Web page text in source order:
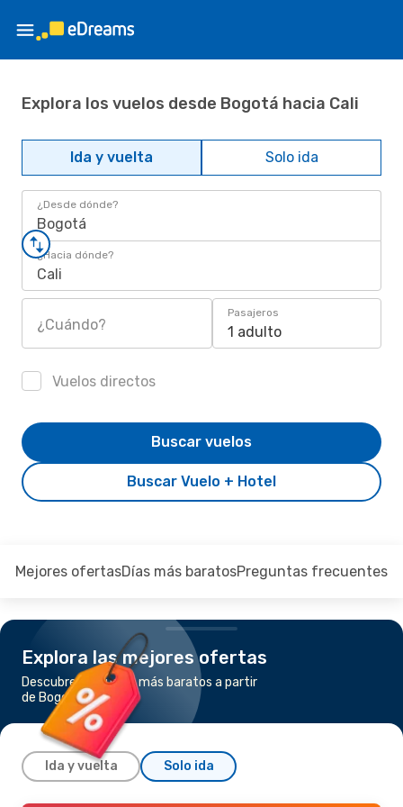
Explora los vuelos desde Bogotá hacia Cali
Ida y vuelta Solo ida
¿Desde dónde?
Bogotá
¿Hacia dónde?
Cali
¿Cuándo?
Pasajeros
1 adulto
Vuelos directos
Buscar Vuelo + Hotel
Buscar vuelos
Mejores ofertasDías más baratosPreguntas frecuentes
Explora las mejores ofertas
Descubre los vuelos más baratos a partir
de Bogotá a Cali
Ida y vuelta Solo ida